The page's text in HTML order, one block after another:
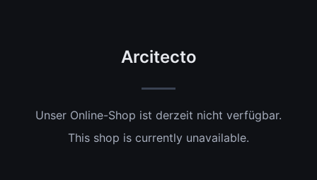
Arcitecto
Unser Online-Shop ist derzeit nicht verfügbar.
This shop is currently unavailable.